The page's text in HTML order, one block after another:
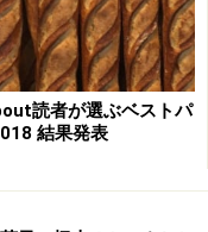
日
読者が選ぶベストパ
結果発表